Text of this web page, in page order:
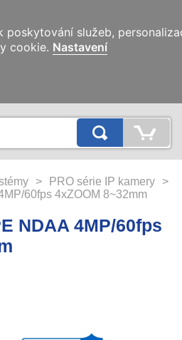
> PRO série IP kamery
>
60fps 4xZOOM 8~32mm
NDAA 4MP/60fps
poskytování služeb,
cookie. Nastavení